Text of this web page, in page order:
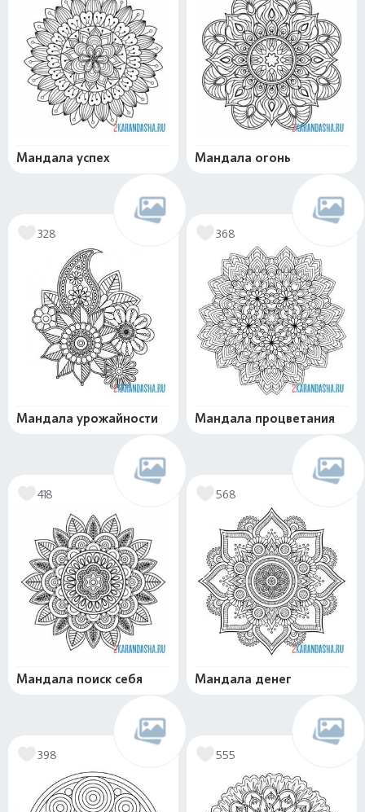
Мандала успех Мандала огонь
328
Мандала урожайности
368
Мандала процветания
418
Мандала поиск себя
568
Мандала денег
398 555